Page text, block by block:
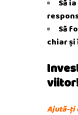
Să
Să
chiar
Ajută-ți